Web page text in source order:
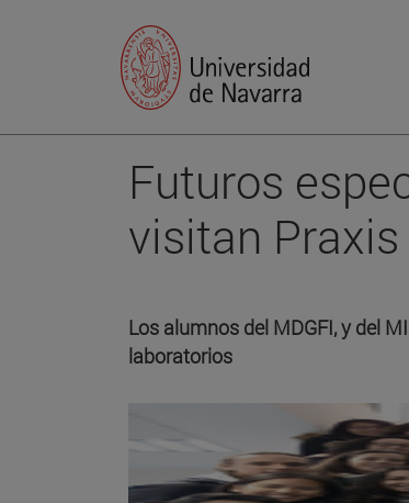
Futuros
visitan
Los alumnos del MDGFI, y del
laboratorios